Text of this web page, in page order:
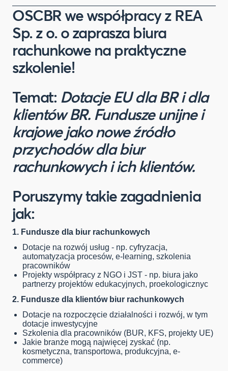
OSCBR we współpracy z REA
Sp. z o. o zaprasza biura
rachunkowe na praktyczne
szkolenie!
Temat: Dotacje EU dla BR i dla
klientów BR. Fundusze unijne i
krajowe jako nowe źródło
przychodów dla biur
rachunkowych i ich klientów.
Poruszymy takie zagadnienia
jak:
1. Fundusze dla biur rachunkowych
Dotacje na rozwój usług - np. cyfryzacja,
automatyzacja procesów, e-learning, szkolenia
pracowników
Projekty współpracy z NGO i JST - np. biura jako
partnerzy projektów edukacyjnych, proekologicznyc
2. Fundusze dla klientów biur rachunkowych
Dotacje na rozpoczęcie działalności i rozwój, w tym
dotacje inwestycyjne
Szkolenia dla pracowników (BUR, KFS, projekty UE)
Jakie branże mogą najwięcej zyskać (np.
kosmetyczna, transportowa, produkcyjna, e-
commerce)